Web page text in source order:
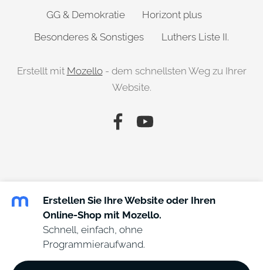
GG & Demokratie
Horizont plus
Besonderes & Sonstiges
Luthers Liste II.
Erstellt mit Mozello- dem schnellsten Weg zu Ihrer
Website.
Erstellen Sie Ihre Website oder Ihren
Online-Shop mit Mozello.
Schnell, einfach, ohne
Programmieraufwand.